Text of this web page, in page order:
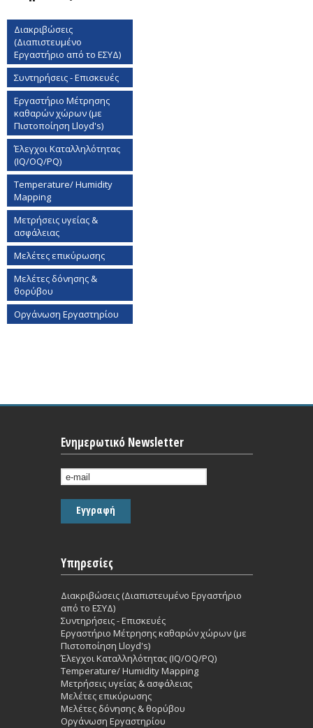
Διακριβώσεις
(Διαπιστευμένο
Εργαστήριο από το ΕΣΥΔ)
Συντηρήσεις - Επισκευές
Εργαστήριο Mέτρησης
καθαρών χώρων (με
Πιστοποίηση Lloyd's)
Έλεγχοι Καταλληλότητας
(IQ/OQ/PQ)
Temperature/ Humidity
Mapping
Μετρήσεις υγείας &
ασφάλειας
Μελέτες επικύρωσης
Μελέτες δόνησης &
θορύβου
Οργάνωση Εργαστηρίου
Ενημερωτικό Newsletter
Υπηρεσίες
Διακριβώσεις (Διαπιστευμένο Εργαστήριο
από το ΕΣΥΔ)
Συντηρήσεις - Επισκευές
Εργαστήριο Mέτρησης καθαρών χώρων (με
Πιστοποίηση Lloyd's)
Έλεγχοι Καταλληλότητας (IQ/OQ/PQ)
Temperature/ Humidity Mapping
Μετρήσεις υγείας & ασφάλειας
Μελέτες επικύρωσης
Μελέτες δόνησης & θορύβου
Οργάνωση Εργαστηρίου